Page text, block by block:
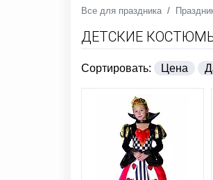
Все для праздника
ДЕТСКИЕ КОСТЮМЫ
Сортировать: Цена